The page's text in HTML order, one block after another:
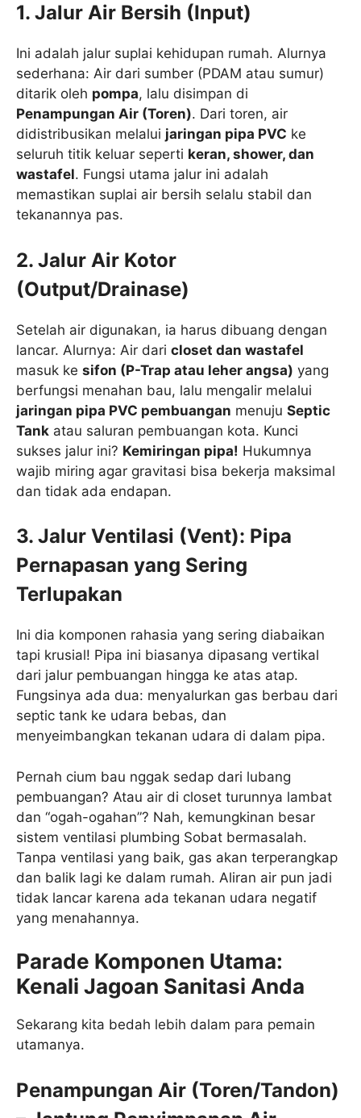
1. Jalur Air Bersih (Input)
Ini adalah jalur suplai kehidupan rumah. Alurnya
sederhana: Air dari sumber (PDAM atau sumur)
ditarik oleh pompa, lalu disimpan di
Penampungan Air (Toren). Dari toren, air
didistribusikan melalui jaringan pipa PVC ke
seluruh titik keluar seperti keran, shower, dan
wastafel. Fungsi utama jalur ini adalah
memastikan suplai air bersih selalu stabil dan
tekanannya pas.
2. Jalur Air Kotor
(Output/Drainase)
Setelah air digunakan, ia harus dibuang dengan
lancar. Alurnya: Air dari closet dan wastafel
masuk ke sifon (P-Trap atau leher angsa) yang
berfungsi menahan bau, lalu mengalir melalui
jaringan pipa PVC pembuangan menuju Septic
Tank atau saluran pembuangan kota. Kunci
sukses jalur ini? Kemiringan pipa! Hukumnya
wajib miring agar gravitasi bisa bekerja maksimal
dan tidak ada endapan.
3. Jalur Ventilasi (Vent): Pipa
Pernapasan yang Sering
Terlupakan
Ini dia komponen rahasia yang sering diabaikan
tapi krusial! Pipa ini biasanya dipasang vertikal
dari jalur pembuangan hingga ke atas atap.
Fungsinya ada dua: menyalurkan gas berbau dari
septic tank ke udara bebas, dan
menyeimbangkan tekanan udara di dalam pipa.
Pernah cium bau nggak sedap dari lubang
pembuangan? Atau air di closet turunnya lambat
dan “ogah-ogahan”? Nah, kemungkinan besar
sistem ventilasi plumbing Sobat bermasalah.
Tanpa ventilasi yang baik, gas akan terperangkap
dan balik lagi ke dalam rumah. Aliran air pun jadi
tidak lancar karena ada tekanan udara negatif
yang menahannya.
Parade Komponen Utama:
Kenali Jagoan Sanitasi Anda
Sekarang kita bedah lebih dalam para pemain
utamanya.
Penampungan Air (Toren/Tandon)